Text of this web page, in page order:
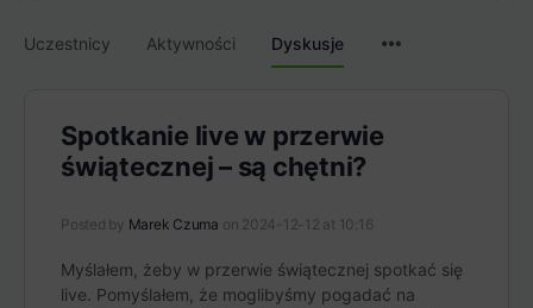
Uczestnicy Aktywności Dyskusje
Spotkanie live w przerwie
świątecznej – są chętni?
Posted by Marek Czuma on 2024-12-12 at 10:16
Myślałem, żeby w przerwie świątecznej spotkać się
live. Pomyślałem, że moglibyśmy pogadać na